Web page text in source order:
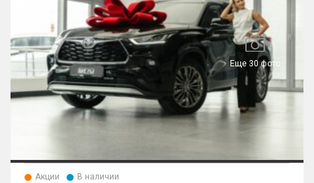
Еще 30 фото
Акции В наличии